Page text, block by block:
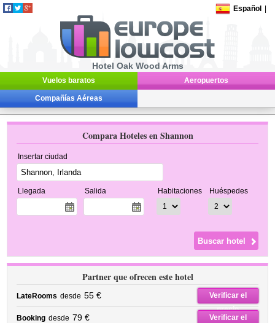
Español
Hotel Oak Wood Arms
Vuelos baratos Aeropuertos
Compañías Aéreas
Compara Hoteles en Shannon
Insertar ciudad
Llegada Salida Habitaciones Huéspedes
Partner que ofrecen este hotel
LateRooms desde 55 €
Verificar el
precio
Booking desde 79 €
Verificar el